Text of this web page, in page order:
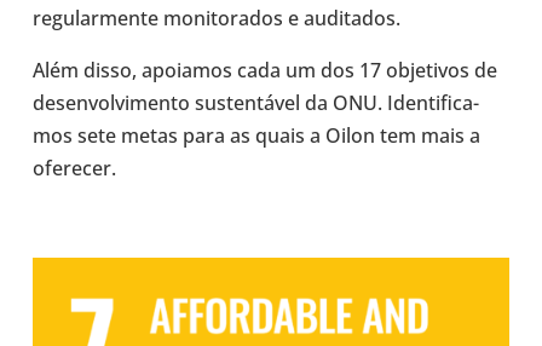
regu­lar­mente moni­to­ra­dos e audi­ta­dos.
Além disso, apoi­a­mos cada um dos 17 obje­ti­vos de
desen­vol­vi­mento sus­ten­tá­vel da ONU. Iden­ti­fi­ca­
mos sete metas para as quais a Oilon tem mais a
ofe­re­cer.